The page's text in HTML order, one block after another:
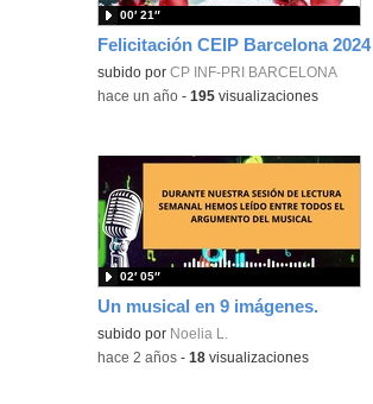
Felicitación CEIP Barcelona 2024
subido porCP INF-PRI BARCELONA
00′ 21″
-hace un año -195 visualizaciones
Un musical en 9 imágenes.
Contenido educativo.
subido por Noelia L.
02′ 05″
-hace 2 años -18 visualizaciones